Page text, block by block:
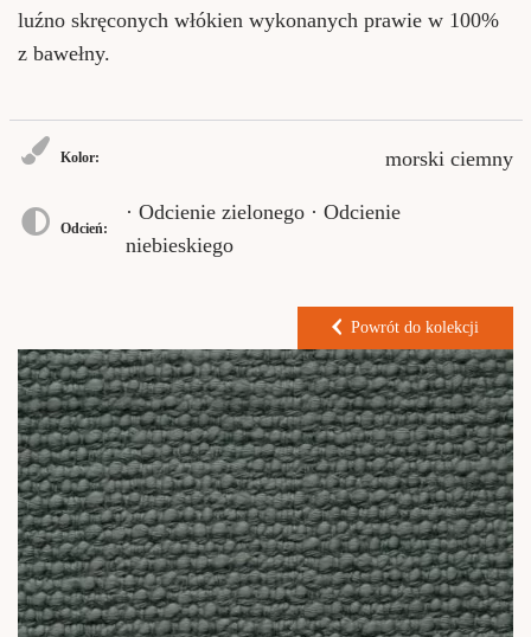
luźno skręconych włókien wykonanych prawie w 100%
z bawełny.
Kolor: morski ciemny
Odcień:
· Odcienie zielonego · Odcienie
niebieskiego
Powrót do kolekcji